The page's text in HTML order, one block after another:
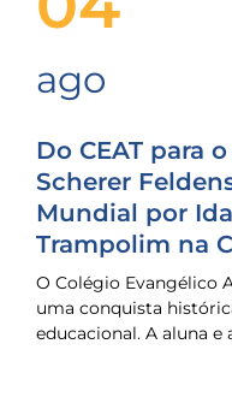
ago
Do CEAT para
Scherer
Mundial por
Trampolim na
O Colégio Evangélico
uma conquista
educacional. A aluna e